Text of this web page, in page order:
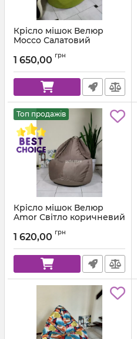
Крісло мішок Велюр
Mocco Салатовий
1 650,00 грн
Топ продажів
Крісло мішок Велюр
Amor Світло коричневий
1 620,00 грн